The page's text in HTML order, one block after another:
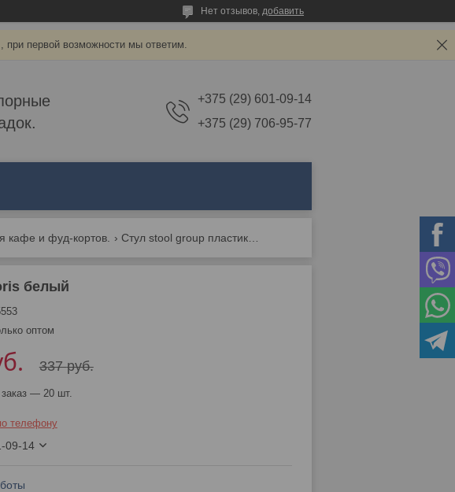
Нет отзывов, добавить
первой возможности мы ответим.
+375 (29) 601-09-14
+375 (29) 706-95-77
кафе и фуд-кортов.
белый
оптом
337руб.
— 20 шт.
телефону
09-14